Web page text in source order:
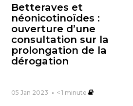
Betteraves et
néonicotinoïdes :
ouverture d’une
consultation sur la
prolongation de la
dérogation
05 Jan 2023 < 1 minute